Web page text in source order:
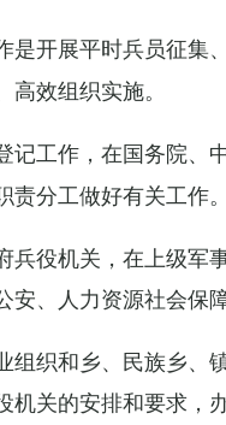
是开展平时兵员征集
效组织实施。
记工作，在国务院、
分工做好有关工作。
兵役机关，在上级军
安、人力资源社会保
组织和乡、民族乡、
机关的安排和要求